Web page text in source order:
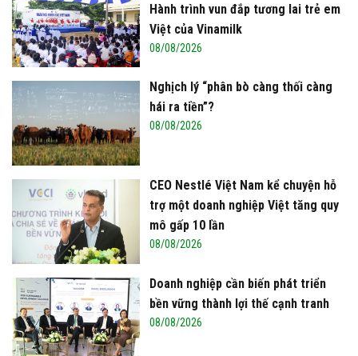
Hành trình vun đắp tương lai trẻ em
Việt của Vinamilk
08/08/2026
Nghịch lý “phân bò càng thối càng
hái ra tiền”?
08/08/2026
CEO Nestlé Việt Nam kể chuyện hỗ
trợ một doanh nghiệp Việt tăng quy
mô gấp 10 lần
08/08/2026
Doanh nghiệp cần biến phát triển
bền vững thành lợi thế cạnh tranh
08/08/2026